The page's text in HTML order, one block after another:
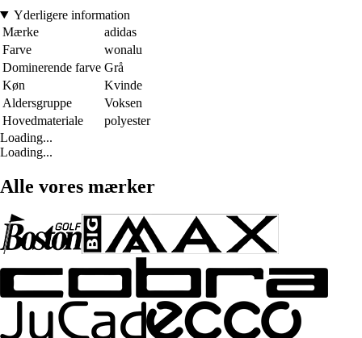
Yderligere information
Mærke
adidas
Farve
wonalu
Dominerende farve Grå
Køn
Kvinde
Aldersgruppe
Voksen
Hovedmateriale
polyester
Loading...
Loading...
Alle vores mærker